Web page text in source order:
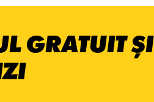
GRATUIT ȘI